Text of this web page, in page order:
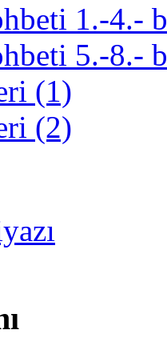
1.-4.-
5.-8.-
(1)
(2)